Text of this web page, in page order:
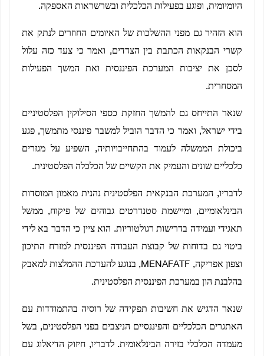
היומיומית, ופוגע בפעילות הכלכלית ובשרשראות האספקה.
הוא הזהיר גם מפני ההשלכות של האיומים החוזרים לנתק את
קשרי הבנקאות הכתבת בין הצדדים, ואמר כי צעד כזה עלול
לסכן את יציבות המערכת הפיננסית ואת המשך הפעילות
המסחרית.
שנאר התייחס גם להמשך החזקת כספי הסילוקין הפלסטיניים
בידי ישראל, ואמר כי הדבר הוביל למשבר פיננסי מתמשך, פגע
ביכולת הממשלה לעמוד בהתחייבויותיה, השפיע על מגזרים
כלכליים שונים והעמיק את הקשיים של הכלכלה הפלסטינית.
לדבריו, המערכת הבנקאית הפלסטינית נהנית מאמון המוסדות
הבינלאומיים, ומיישמת סטנדרטים גבוהים של פיקוח, ממשל
תאגידי ועמידה בדרישות רגולטוריות. הוא ציין כי הדבר בא לידי
ביטוי גם בדוחות של קבוצת העבודה הפיננסית למזרח התיכון
וצפון אפריקה, MENAFATF, בנוגע להערכת ההמלצות למאבק
בהלבנת הון במערכת הפיננסית הפלסטינית.
שנאר הדגיש את חשיבות תפקידה של רוסיה בהתמודדות עם
האתגרים הכלכליים והפיננסיים הניצבים בפני הפלסטינים, בשל
מעמדה הכלכלי בזירה הבינלאומית. לדבריו, חיזוק הדיאלוג עם